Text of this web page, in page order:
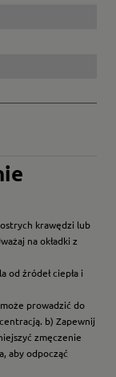
krawędzi lub
na okładki z
od źródeł ciepła i
prowadzić do
b) Zapewnij
zmęczenie
aby odpocząć